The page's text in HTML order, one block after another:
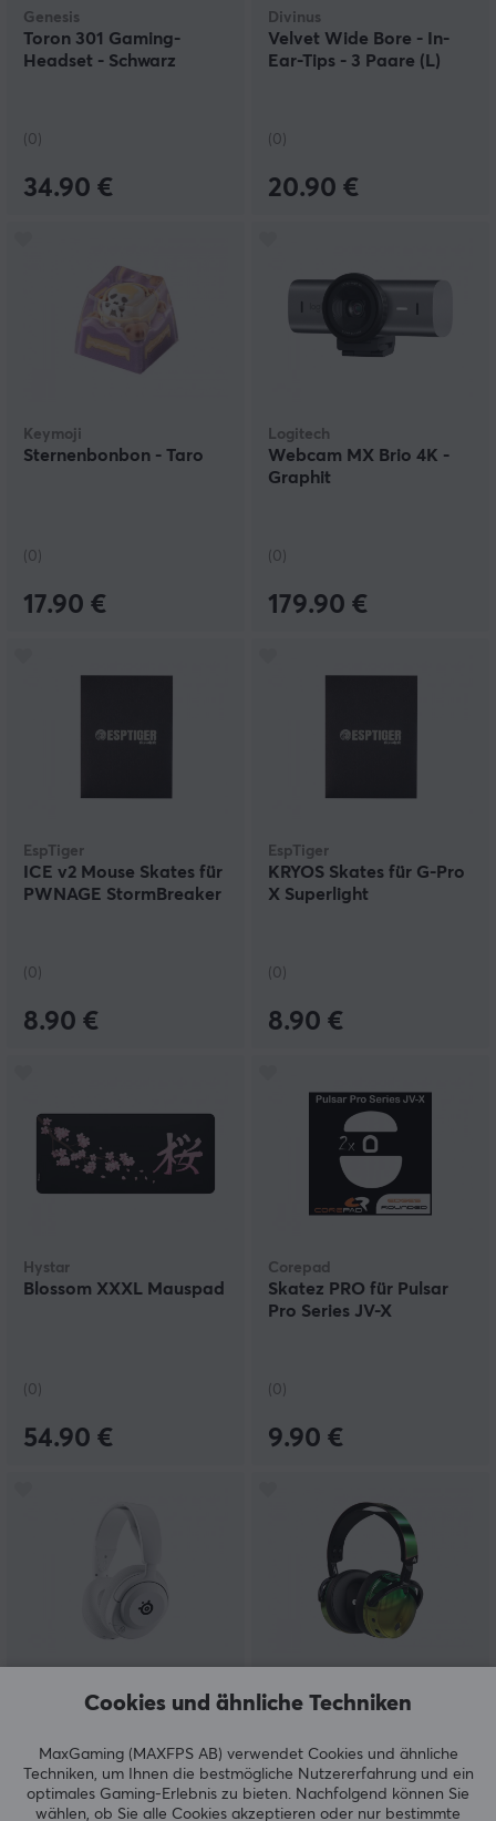
Genesis
Toron 301 Gaming-
Headset - Schwarz
(0)
34.90 €
Divinus
Velvet Wide Bore - In-
Ear-Tips - 3 Paare (L)
(0)
20.90 €
Keymoji
Sternenbonbon - Taro
(0)
17.90 €
Logitech
Webcam MX Brio 4K -
Graphit
(0)
179.90 €
EspTiger
ICE v2 Mouse Skates für
PWNAGE StormBreaker
(0)
8.90 €
EspTiger
KRYOS Skates für G-Pro
X Superlight
(0)
8.90 €
Hystar
Blossom XXXL Mauspad
(0)
54.90 €
Corepad
Skatez PRO für Pulsar
Pro Series JV-X
(0)
9.90 €
Arctis Nova 5 P Wireless
(0)
Maxwell Kabellos
Wasabi Edition
(Xbox/PC)
(0)
Cookies und ähnliche Techniken
MaxGaming (MAXFPS AB) verwendet Cookies und ähnliche
Techniken, um Ihnen die bestmögliche Nutzererfahrung und ein
optimales Gaming-Erlebnis zu bieten. Nachfolgend können Sie
wählen, ob Sie alle Cookies akzeptieren oder nur bestimmte